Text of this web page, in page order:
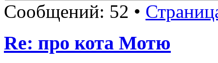
Сообщений: 52 •
Re: про кота Мотю